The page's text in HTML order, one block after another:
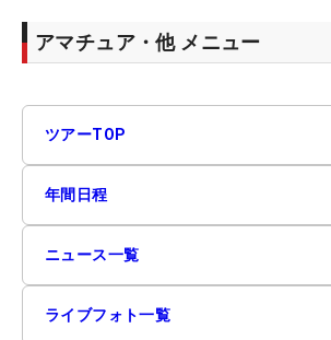
アマチュア・他 メニュー
ツアーTOP
年間日程
ニュース一覧
ライブフォト一覧